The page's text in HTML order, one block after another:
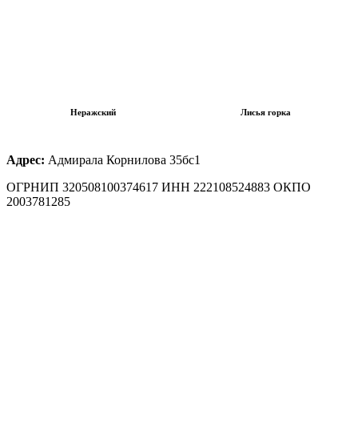
Неражский Лисья горка
Адрес: Адмирала Корнилова 35бс1
ОГРНИП 320508100374617 ИНН 222108524883 ОКПО
2003781285